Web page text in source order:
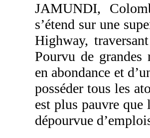
JAMUNDI,
s’étend sur une
Highway,
Pourvu de grandes
en abondance et
posséder tous les
est plus pauvre que
dépourvue